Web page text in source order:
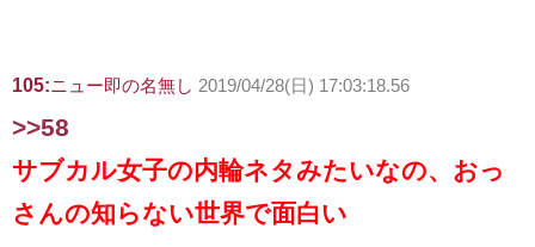
105:ニュー即の名無し 2019/04/28(日) 17:03:18.56
>>58
サブカル女子の内輪ネタみたいなの、おっ
さんの知らない世界で面白い